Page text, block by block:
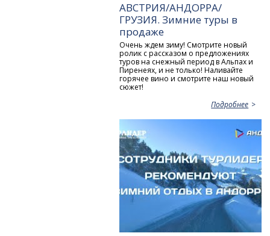
АВСТРИЯ/АНДОРРА/
ГРУЗИЯ. Зимние туры в
продаже
Очень ждем зиму! Смотрите новый
ролик с рассказом о предложениях
туров на снежный период в Альпах и
Пиренеях, и не только! Наливайте
горячее вино и смотрите наш новый
сюжет!
Подробнее